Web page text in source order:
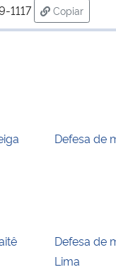
1117
Copiar
para área
Defesa de
Defesa de
Lima